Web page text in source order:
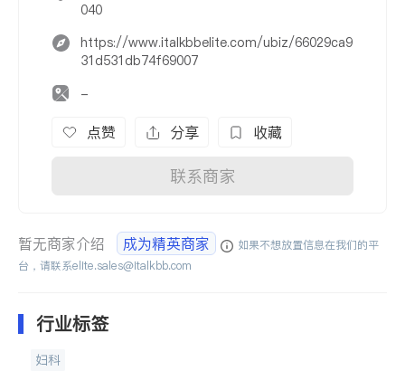
040
https://www.italkbbelite.com/ubiz/66029ca9
31d531db74f69007
-
点赞 分享 收藏
联系商家
暂无商家介绍 成为精英商家
如果不想放置信息在我们的平
台，请联系elite.sales@italkbb.com
行业标签
妇科